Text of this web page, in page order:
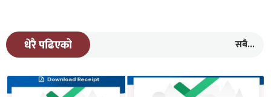
धेरै पढिएको सबै...